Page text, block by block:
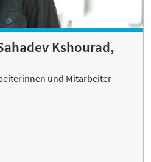
Kshourad,
und Mitarbeiter